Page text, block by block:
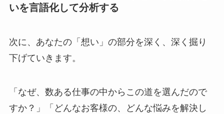
いを言語化して分析する
次に、あなたの「想い」の部分を深く、深く掘り
下げていきます。
「なぜ、数ある仕事の中からこの道を選んだので
すか？」「どんなお客様の、どんな悩みを解決し